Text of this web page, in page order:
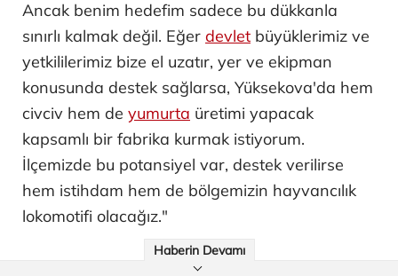
Ancak benim hedefim sadece bu dükkanla
sınırlı kalmak değil. Eğer devlet büyüklerimiz ve
yetkililerimiz bize el uzatır, yer ve ekipman
konusunda destek sağlarsa, Yüksekova'da hem
civciv hem de yumurta üretimi yapacak
kapsamlı bir fabrika kurmak istiyorum.
İlçemizde bu potansiyel var, destek verilirse
hem istihdam hem de bölgemizin hayvancılık
lokomotifi olacağız."
Haberin Devamı